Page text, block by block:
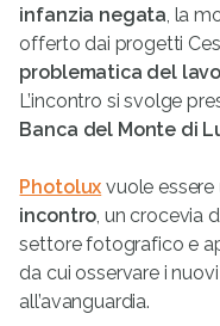
infanzia negata, la
offerto dai progetti
problematica del
L’incontro si svolge
Banca del Monte di
Photolux vuole essere
incontro, un crocevia
settore fotografico e
da cui osservare i
all’avanguardia.